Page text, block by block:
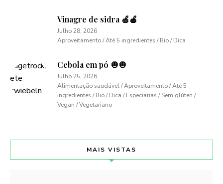
Vinagre de sidra 🍏🍎
Julho 28, 2026
Aproveitamento / Até 5 ingredientes / Bio / Dica
Cebola em pó 🧅🧅
Julho 25, 2026
Alimentação saudável / Aproveitamento / Até 5
ingredientes / Bio / Dica / Especiarias / Sem glúten /
Vegan / Vegetariano
MAIS VISTAS